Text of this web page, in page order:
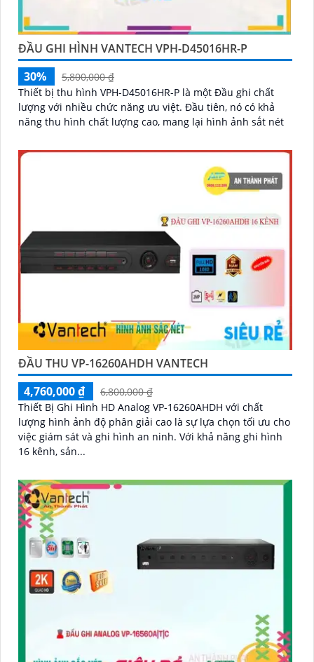
ĐẦU GHI HÌNH VANTECH VPH-D45016HR-P
30%
5,800,000 ₫
Thiết bị thu hình VPH-D45016HR-P là một Đầu ghi chất
lượng với nhiều chức năng ưu việt. Đầu tiên, nó có khả
năng thu hình chất lượng cao, mang lại hình ảnh sắt nét
ĐẦU THU VP-16260AHDH VANTECH
4,760,000 ₫
6,800,000 ₫
Thiết Bị Ghi Hình HD Analog VP-16260AHDH với chất
lượng hình ảnh độ phân giải cao là sự lựa chọn tối ưu cho
việc giám sát và ghi hình an ninh. Với khả năng ghi hình
16 kênh, sản...